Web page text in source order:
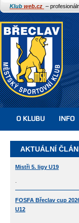
Klub web.cz –
O KLUBU INFO
AKTUÁLNÍ
Mistři 5. ligy U19
FOSFA Břeclav cup
U12